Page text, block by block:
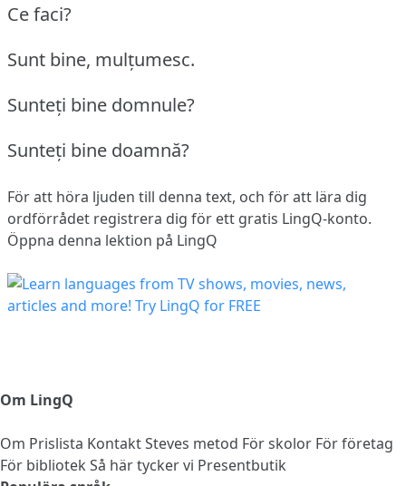
Ce faci?
Sunt bine, mulţumesc.
Sunteţi bine domnule?
Sunteţi bine doamnă?
För att höra ljuden till denna text, och för att lära dig
ordförrådet registrera dig för ett gratis LingQ-konto.
Öppna denna lektion på LingQ
Om LingQ
Om Prislista KontaktSteves metod För skolor För företag
För bibliotek Så här tycker vi Presentbutik